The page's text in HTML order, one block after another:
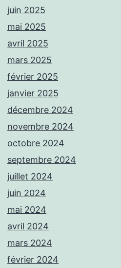
juin 2025
mai 2025
avril 2025
mars 2025
février 2025
janvier 2025
décembre 2024
novembre 2024
octobre 2024
septembre 2024
juillet 2024
juin 2024
mai 2024
avril 2024
mars 2024
février 2024